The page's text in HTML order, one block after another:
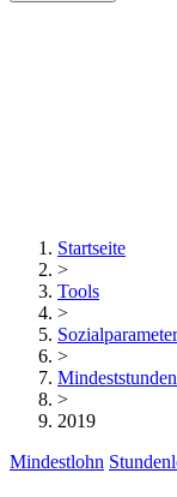
Startseite
>
Tools
>
Sozialparameter
>
>
2019
Mindestlohn